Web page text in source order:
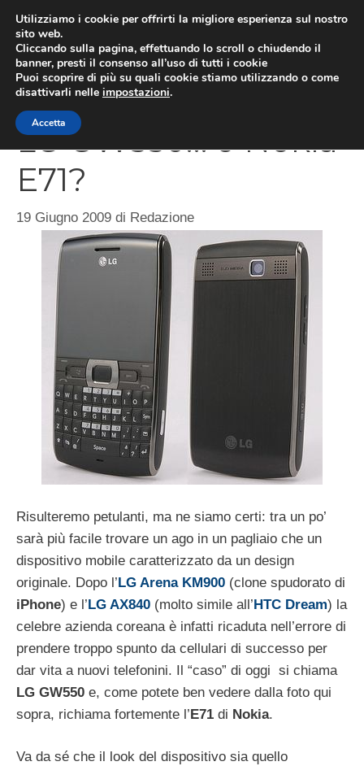
contenuto
LG GW550… o Nokia
E71?
19 Giugno 2009 di Redazione
Risulteremo petulanti, ma ne siamo certi: tra un po’
sarà più facile trovare un ago in un pagliaio che un
dispositivo mobile caratterizzato da un design
originale. Dopo l’LG Arena KM900 (clone spudorato di
iPhone) e l’LG AX840 (molto simile all’HTC Dream) la
celebre azienda coreana è infatti ricaduta nell’errore di
prendere troppo spunto da cellulari di successo per
dar vita a nuovi telefonini. Il “caso” di oggi si chiama
LG GW550 e, come potete ben vedere dalla foto qui
sopra, richiama fortemente l’E71 di Nokia.
Va da sé che il look del dispositivo sia quello
Utilizziamo i cookie per offrirti la migliore esperienza sul nostro
sito web.
Cliccando sulla pagina, effettuando lo scroll o chiudendo il
banner, presti il consenso all’uso di tutti i cookie
Puoi scoprire di più su quali cookie stiamo utilizzando o come
disattivarli nelle impostazioni.
Accetta